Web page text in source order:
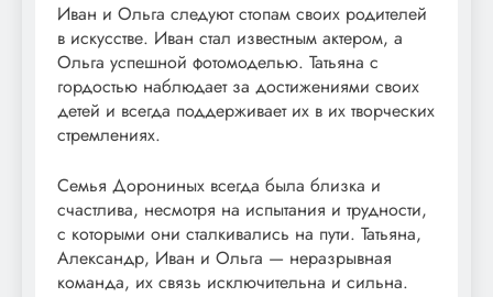
Иван и Ольга следуют стопам своих родителей
в искусстве. Иван стал известным актером, а
Ольга успешной фотомоделью. Татьяна с
гордостью наблюдает за достижениями своих
детей и всегда поддерживает их в их творческих
стремлениях.
Семья Дорониных всегда была близка и
счастлива, несмотря на испытания и трудности,
с которыми они сталкивались на пути. Татьяна,
Александр, Иван и Ольга — неразрывная
команда, их связь исключительна и сильна.